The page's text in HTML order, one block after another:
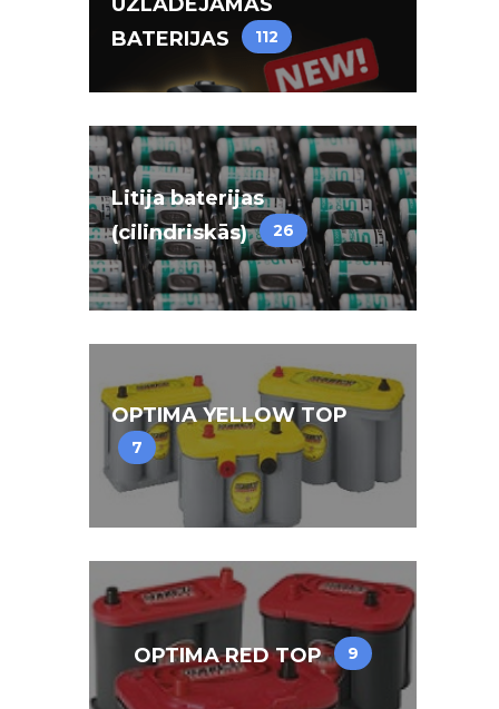
UZLĀDĒJAMĀS
BATERIJAS
112
Litija baterijas
(cilindriskās)
26
OPTIMA YELLOW TOP
7
OPTIMA RED TOP 9